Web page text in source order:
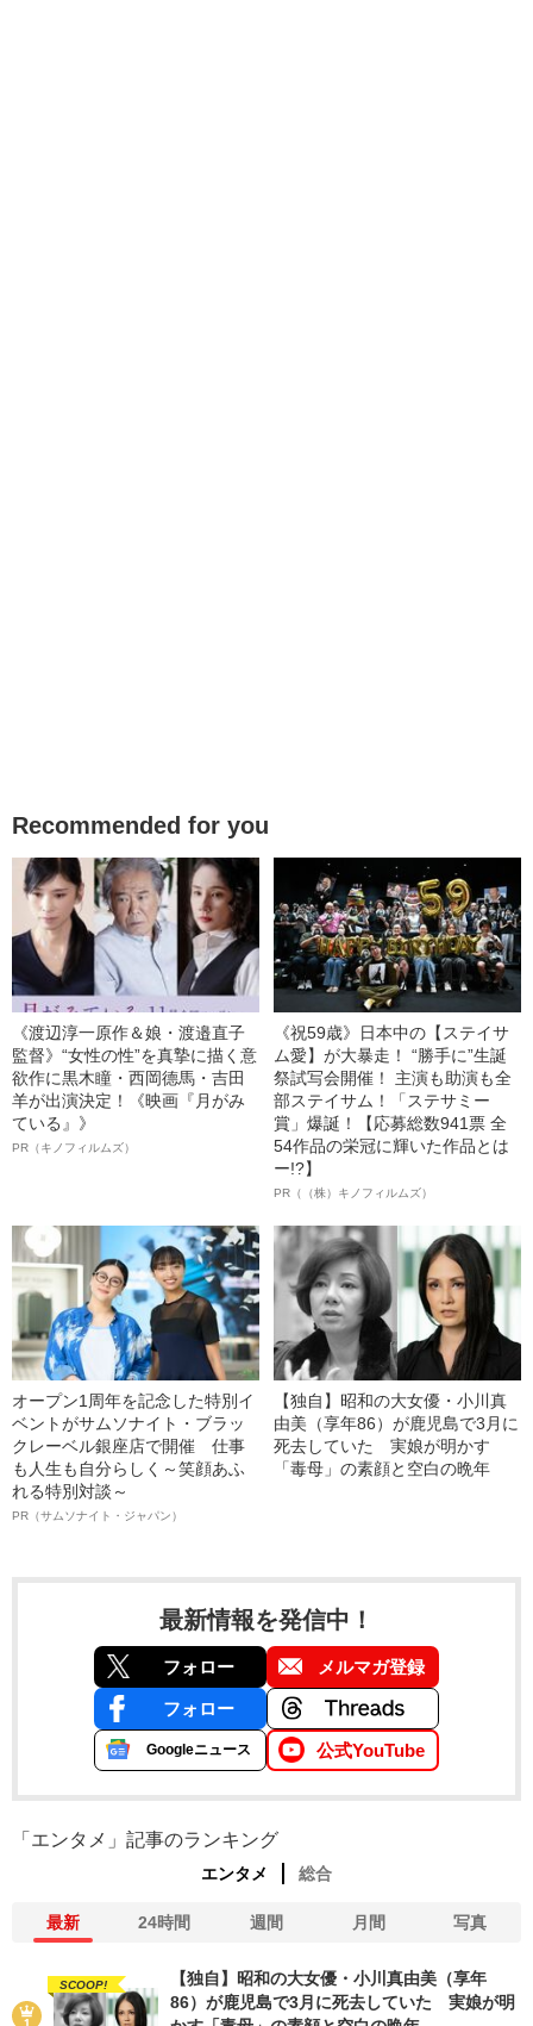
Recommended for you
《渡辺淳一原作＆娘・渡邉直子
監督》“女性の性”を真摯に描く意
欲作に黒木瞳・西岡德馬・吉田
羊が出演決定！《映画『月がみ
ている』》
PR（キノフィルムズ）
《祝59歳》日本中の【ステイサ
ム愛】が大暴走！ “勝手に”生誕
祭試写会開催！ 主演も助演も全
部ステイサム！「ステサミー
賞」爆誕！【応募総数941票 全
54作品の栄冠に輝いた作品とは
ー!?】
PR（（株）キノフィルムズ）
オープン1周年を記念した特別イ
ベントがサムソナイト・ブラッ
クレーベル銀座店で開催 仕事
も人生も自分らしく～笑顔あふ
れる特別対談～
PR（サムソナイト・ジャパン）
【独自】昭和の大女優・小川真
由美（享年86）が鹿児島で3月に
死去していた 実娘が明かす
「毒母」の素顔と空白の晩年
最新情報を発信中！
フォロー メルマガ登録
フォロー
Googleニュース 公式YouTube
「エンタメ」記事のランキング
エンタメ 総合
最新 24時間 週間 月間 写真
SCOOP!
【独自】昭和の大女優・小川真由美（享年
86）が鹿児島で3月に死去していた 実娘が明